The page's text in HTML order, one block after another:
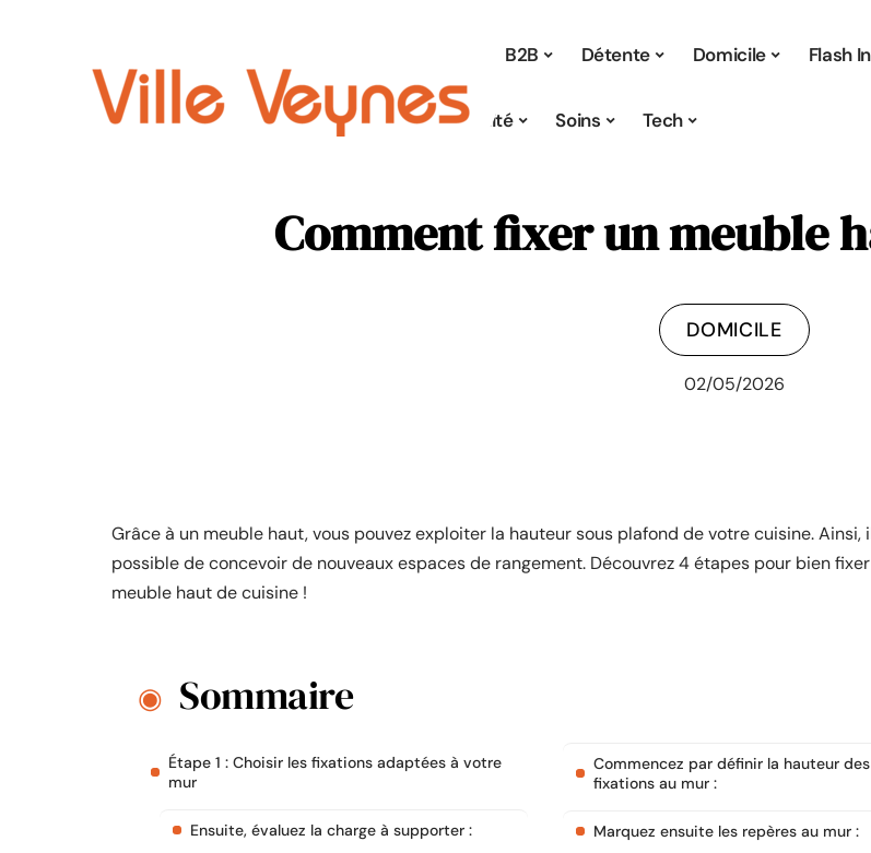
B2B Détente Domicile Flash
Parentalité Soins Tech
Comment fixer un meuble
DOMICILE
02/05/2026
Grâce à un meuble haut, vous pouvez exploiter la hauteur sous plafond de votre cuisine. Ainsi,
possible de concevoir de nouveaux espaces de rangement. Découvrez 4 étapes pour bien
meuble haut de cuisine !
Sommaire
Étape 1 : Choisir les fixations adaptées à votre
mur
Ensuite, évaluez la charge à supporter :
Commencez par définir la hauteur des
fixations au mur :
Marquez ensuite les repères au mur :